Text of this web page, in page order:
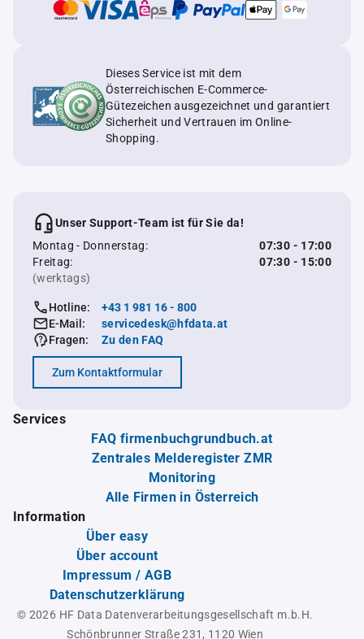
Dieses Service ist mit dem
Österreichischen E-Commerce-
Gütezeichen ausgezeichnet und garantiert
Sicherheit und Vertrauen im Online-
Shopping.
Unser Support-Team ist für Sie da!
Montag - Donnerstag:
07:30 - 17:00
Freitag:
07:30 - 15:00
(werktags)
Hotline:
+43 1 981 16 - 800
E-Mail:
servicedesk@hfdata.at
Fragen:
Zu den FAQ
Zum Kontaktformular
Services
FAQ firmenbuchgrundbuch.at
Zentrales Melderegister ZMR
Monitoring
Alle Firmen in Österreich
Information
Über easy
Über account
Impressum / AGB
Datenschutzerklärung
© 2026 HF Data Datenverarbeitungsgesellschaft m.b.H.
Schönbrunner Straße 231, 1120 Wien